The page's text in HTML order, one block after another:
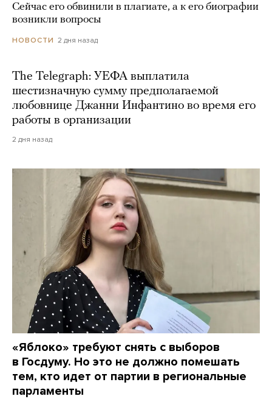
Сейчас его обвинили в плагиате, а к его биографии
возникли вопросы
НОВОСТИ 2 дня назад
The Telegraph: УЕФА выплатила
шестизначную сумму предполагаемой
любовнице Джанни Инфантино во время его
работы в организации
2 дня назад
«Яблоко» требуют снять с выборов
в Госдуму. Но это не должно помешать
тем, кто идет от партии в региональные
парламенты